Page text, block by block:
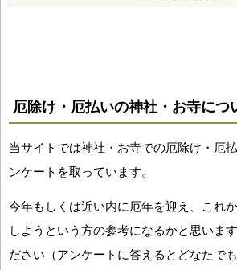
厄除け・厄払いの神社・お寺につ
当サイトでは神社・お寺での厄除け・厄
ンケートを取っています。
今年もしくは近い内に厄年を迎え、これ
しようという方の参考になるかと思いま
ださい（アンケートに答えるとどなたで